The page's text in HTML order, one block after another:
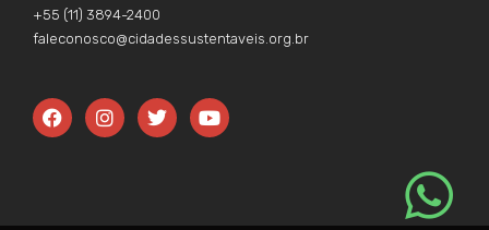
+55 (11) 3894-2400
faleconosco@cidadessustentaveis.org.br
F
a
c
o
I
n
s
r
T
w
i
r
Y
o
u
e